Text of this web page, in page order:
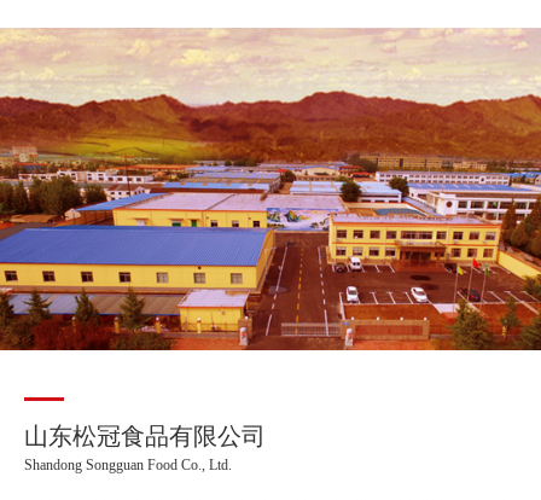
山东松冠食品有限公司
Shandong Songguan Food Co., Ltd.